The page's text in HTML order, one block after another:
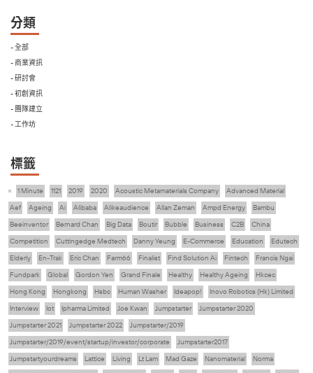
分類
- 全部
- 商業資訊
- 研討會
- 初創資訊
- 團隊建立
- 工作坊
標籤
1 Minute 1121 2019 2020 Acoustic Metamaterials Company
Advanced Material
Aef
Ageing Ai Alibaba Alikeaudience Allan Zeman Ampd Energy
Bambu
Beeinventor
Bernard Chan Big Data Boutir Bubble Business C2B
China
Competition
Cuttingedge Medtech Danny Yeung E-Commerce Education
Edutech
Elderly
En-Trak Eric Chan Farm66 Finalist Find Solution Ai Fintech
Francis Ngai
Fundpark
Global Gordon Yen Grand Finale Healthy Healthy Ageing
Hkcec
Hong Kong
Hongkong Hsbc Human Washer Ideapop!
Inovo Robotics (Hk) Limited
Interview
Iot Ipharma Limited Joe Kwan Jumpstarter
Jumpstarter 2020
Jumpstarter 2021
Jumpstarter 2022
Jumpstarter/2019
Jumpstarter/2019/event/startup/investor/corporate
Jumpstarter2017
Jumpstartyourdreams
Lattice Living Lt Lam Mad Gaze Nanomaterial
Norma